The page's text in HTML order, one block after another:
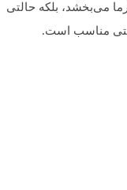
می‌بخشد، بلکه حالتی
مناسب است.